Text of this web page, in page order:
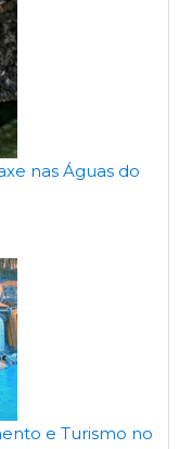
nas Águas do
e Turismo no